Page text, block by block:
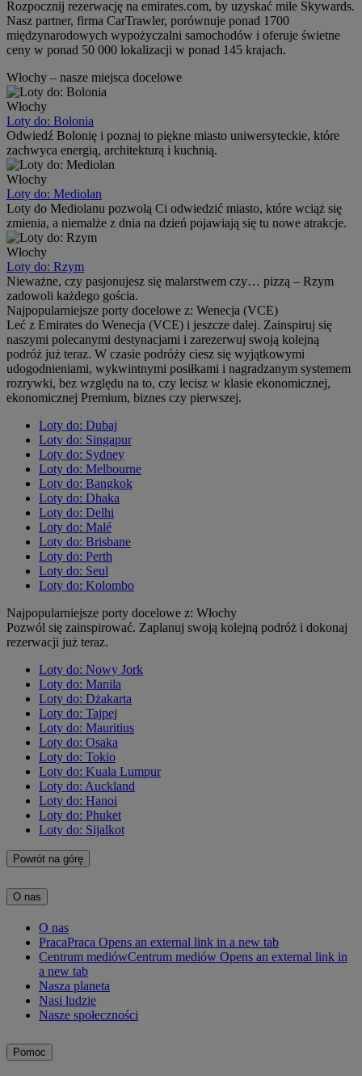
Rozpocznij rezerwację na emirates.com, by uzyskać mile Skywards.
Nasz partner, firma CarTrawler, porównuje ponad 1700
międzynarodowych wypożyczalni samochodów i oferuje świetne
ceny w ponad 50 000 lokalizacji w ponad 145 krajach.
Włochy – nasze miejsca docelowe
Włochy
Loty do: Bolonia
Odwiedź Bolonię i poznaj to piękne miasto uniwersyteckie, które
zachwyca energią, architekturą i kuchnią.
Włochy
Loty do: Mediolan
Loty do Mediolanu pozwolą Ci odwiedzić miasto, które wciąż się
zmienia, a niemalże z dnia na dzień pojawiają się tu nowe atrakcje.
Włochy
Loty do: Rzym
Nieważne, czy pasjonujesz się malarstwem czy… pizzą – Rzym
zadowoli każdego gościa.
Najpopularniejsze porty docelowe z: Wenecja (VCE)
Leć z Emirates do Wenecja (VCE) i jeszcze dalej. Zainspiruj się
naszymi polecanymi destynacjami i zarezerwuj swoją kolejną
podróż już teraz. W czasie podróży ciesz się wyjątkowymi
udogodnieniami, wykwintnymi posiłkami i nagradzanym systemem
rozrywki, bez względu na to, czy lecisz w klasie ekonomicznej,
ekonomicznej Premium, biznes czy pierwszej.
Loty do: Dubaj
Loty do: Singapur
Loty do: Sydney
Loty do: Melbourne
Loty do: Bangkok
Loty do: Dhaka
Loty do: Delhi
Loty do: Malé
Loty do: Brisbane
Loty do: Perth
Loty do: Seul
Loty do: Kolombo
Najpopularniejsze porty docelowe z: Włochy
Pozwól się zainspirować. Zaplanuj swoją kolejną podróż i dokonaj
rezerwacji już teraz.
Loty do: Nowy Jork
Loty do: Manila
Loty do: Dżakarta
Loty do: Tajpej
Loty do: Mauritius
Loty do: Osaka
Loty do: Tokio
Loty do: Kuala Lumpur
Loty do: Auckland
Loty do: Hanoi
Loty do: Phuket
Loty do: Sijalkot
Powrót na górę
O nas
O nas
PracaPraca Opens an external link in a new tab
Centrum mediówCentrum mediów Opens an external link in
a new tab
Nasza planeta
Nasi ludzie
Nasze społeczności
Pomoc